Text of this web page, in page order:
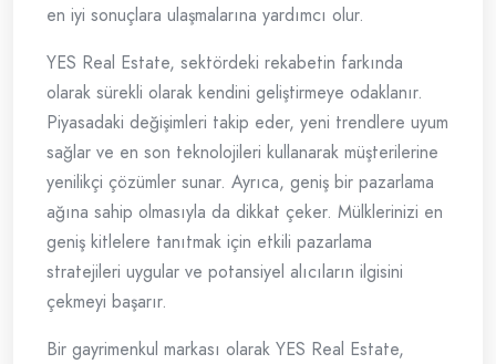
en iyi sonuçlara ulaşmalarına yardımcı olur.
YES Real Estate, sektördeki rekabetin farkında
olarak sürekli olarak kendini geliştirmeye odaklanır.
Piyasadaki değişimleri takip eder, yeni trendlere uyum
sağlar ve en son teknolojileri kullanarak müşterilerine
yenilikçi çözümler sunar. Ayrıca, geniş bir pazarlama
ağına sahip olmasıyla da dikkat çeker. Mülklerinizi en
geniş kitlelere tanıtmak için etkili pazarlama
stratejileri uygular ve potansiyel alıcıların ilgisini
çekmeyi başarır.
Bir gayrimenkul markası olarak YES Real Estate,